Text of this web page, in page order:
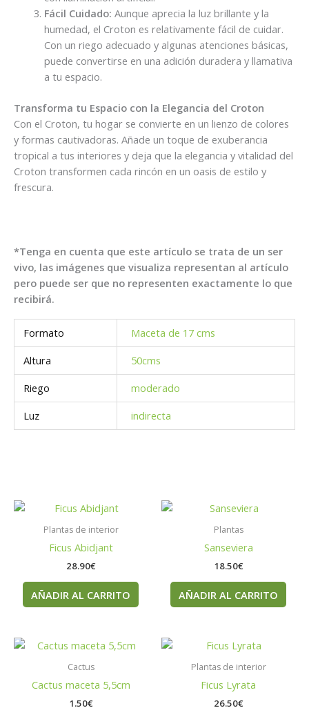
Fácil Cuidado: Aunque aprecia la luz brillante y la
humedad, el Croton es relativamente fácil de cuidar.
Con un riego adecuado y algunas atenciones básicas,
puede convertirse en una adición duradera y llamativa
a tu espacio.
Transforma tu Espacio con la Elegancia del Croton
Con el Croton, tu hogar se convierte en un lienzo de colores
y formas cautivadoras. Añade un toque de exuberancia
tropical a tus interiores y deja que la elegancia y vitalidad del
Croton transformen cada rincón en un oasis de estilo y
frescura.
*Tenga en cuenta que este artículo se trata de un ser
vivo, las imágenes que visualiza representan al artículo
pero puede ser que no representen exactamente lo que
recibirá.
Formato
Maceta de 17 cms
Altura
50cms
Riego
moderado
Luz
indirecta
Plantas de interior
Ficus Abidjant
28.90€
AÑADIR AL CARRITO
Plantas
Sanseviera
18.50€
AÑADIR AL CARRITO
Cactus
Cactus maceta 5,5cm
1.50€
Plantas de interior
Ficus Lyrata
26.50€